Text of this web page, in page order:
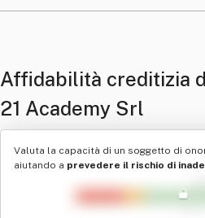
Affidabilità creditizia
21 Academy Srl
Valuta la capacità di un soggetto di
aiutando a prevedere il rischio di